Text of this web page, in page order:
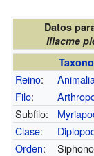
Datos
Illacme
Reino:
Filo:
Subfilo:
Clase:
Orden: